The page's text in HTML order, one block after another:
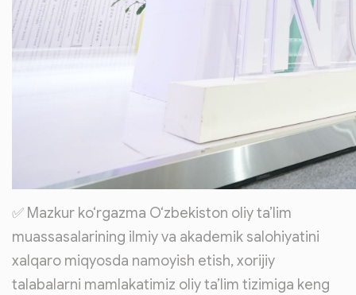
✅ Mazkur ko‘rgazma O‘zbekiston oliy ta’lim
muassasalarining ilmiy va akademik salohiyatini
xalqaro miqyosda namoyish etish, xorijiy
talabalarni mamlakatimiz oliy ta’lim tizimiga keng